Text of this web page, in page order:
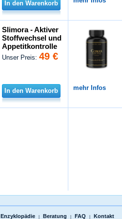
In den Warenkorb
Slimora - Aktiver
Stoffwechsel und
Appetitkontrolle
Unser Preis:49 €
In den Warenkorb mehr Infos
Enzyklopädie | Beratung | FAQ | Kontakt